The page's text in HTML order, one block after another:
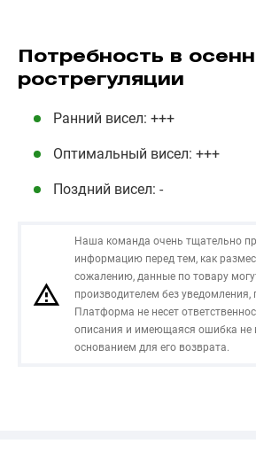
Потребность в
рострегуляции
Ранний висел: +++
Оптимальный висел: +++
Поздний висел: -
Наша команда очень тщательно
информацию перед тем, как
сожалению, данные по товару
производителем без уведомления,
Платформа не несет
описания и имеющаяся ошибка не
основанием для его возврата.